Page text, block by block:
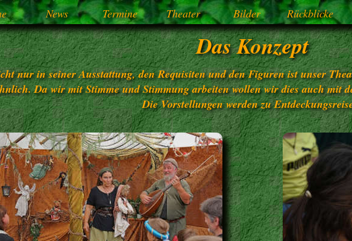
News Termine Theater Bilder Rückblicke
Das Konzept
nur in seiner Ausstattung, den Requisiten und den Figuren ist unser
Da wir mit Stimme und Stimmung arbeiten wollen wir dies auch mit
Die Vorstellungen werden zu